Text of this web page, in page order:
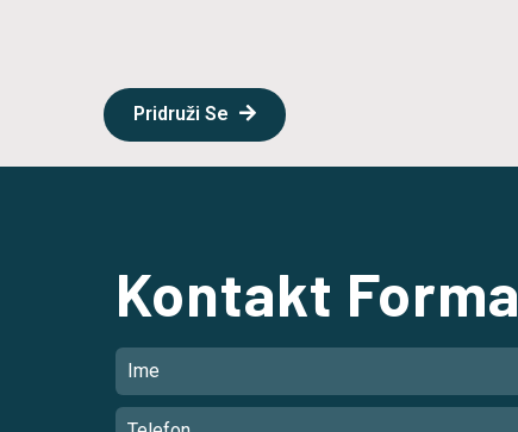
Pridruži Se
Kontakt Forma